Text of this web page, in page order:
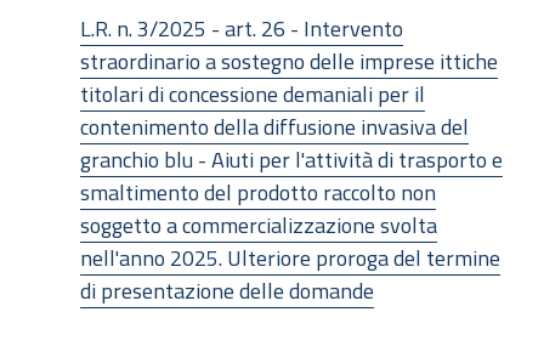
L.R. n. 3/2025 - art. 26 - Intervento
straordinario a sostegno delle imprese ittiche
titolari di concessione demaniali per il
contenimento della diffusione invasiva del
granchio blu - Aiuti per l'attività di trasporto e
smaltimento del prodotto raccolto non
soggetto a commercializzazione svolta
nell'anno 2025. Ulteriore proroga del termine
di presentazione delle domande